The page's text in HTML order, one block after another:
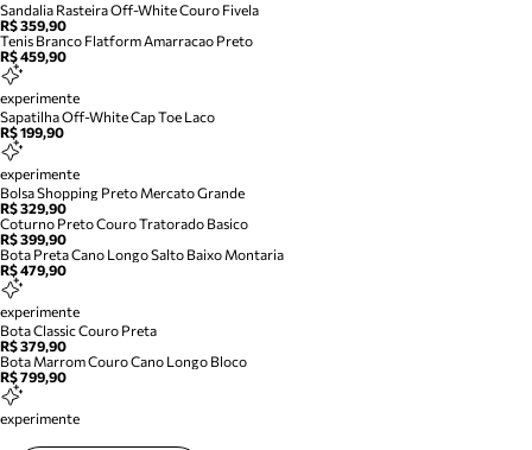
Sandalia Rasteira Off-White Couro Fivela
R$ 359,90
Tenis Branco Flatform Amarracao Preto
R$ 459,90
experimente
Sapatilha Off-White Cap Toe Laco
R$ 199,90
experimente
Bolsa Shopping Preto Mercato Grande
R$ 329,90
Coturno Preto Couro Tratorado Basico
R$ 399,90
Bota Preta Cano Longo Salto Baixo Montaria
R$ 479,90
experimente
Bota Classic Couro Preta
R$ 379,90
Bota Marrom Couro Cano Longo Bloco
R$ 799,90
experimente